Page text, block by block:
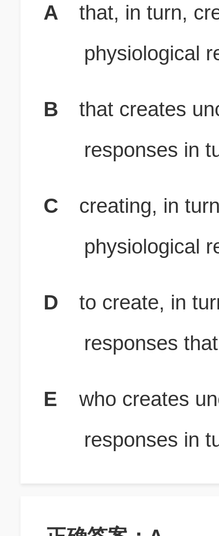
A
that, in turn,
physiological
B
that creates
responses in
C
creating, in
physiological
D
to create, in
responses
E
who creates
responses in